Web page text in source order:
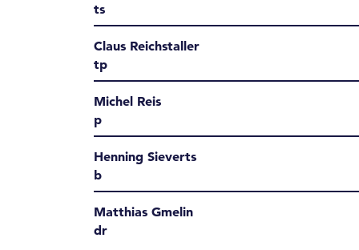
ts
Claus Reichstaller
tp
Michel Reis
p
Henning Sieverts
b
Matthias Gmelin
dr